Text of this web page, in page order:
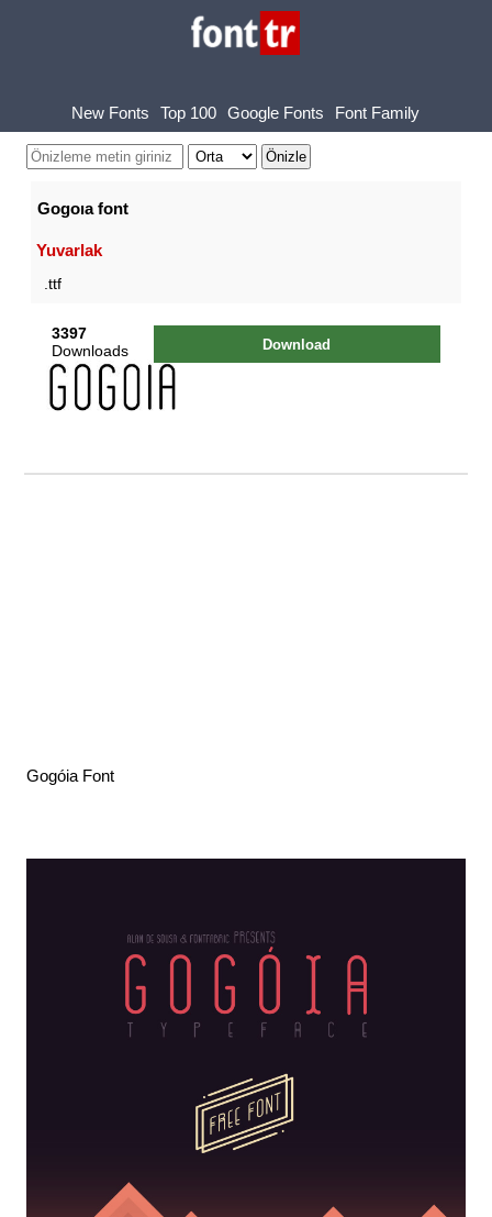
New Fonts Top 100 Google Fonts Font Family
Gogoıa font
Yuvarlak
.ttf
3397
Downloads
Download
Gogóia Font